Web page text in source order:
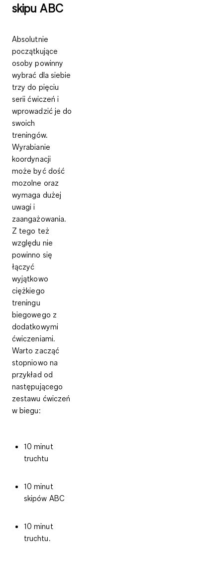
skipu ABC
Absolutnie
początkujące
osoby powinny
wybrać dla siebie
trzy do pięciu
serii ćwiczeńi
wprowadzić je do
swoich
treningów.
Wyrabianie
koordynacji
może być dość
mozolne oraz
wymaga dużej
uwagi i
zaangażowania.
Z tego też
względu nie
powinno się
łączyć
wyjątkowo
ciężkiego
treningu
biegowego z
dodatkowymi
ćwiczeniami.
Warto zacząć
stopniowo na
przykład od
następującego
zestawu ćwiczeń
w biegu:
10 minut
truchtu
10 minut
skipów ABC
10 minut
truchtu.